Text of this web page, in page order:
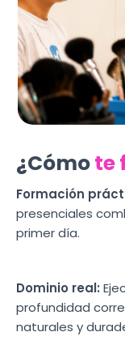
¿Cómote
Formación
presenciales
primer día.
Dominio real:
profundidad
naturales y